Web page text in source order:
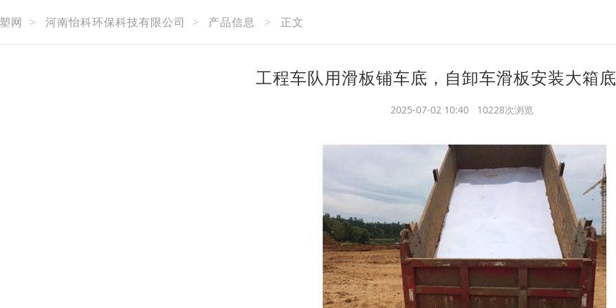
网 > 河南怡科环保科技有限公司 > 产品信息 > 正文
工程车队用滑板铺车底，自卸车滑板安装大箱
2025-07-02 10:40 10228次浏览